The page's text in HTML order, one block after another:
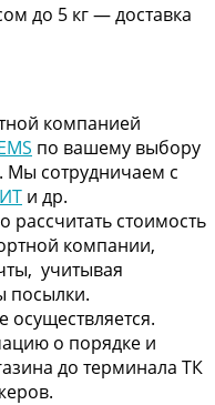
до 5 кг — доставка
компанией
по вашему выбору
сотрудничаем с
и др.
рассчитать стоимость
компании,
учитывая
посылки.
осуществляется.
о порядке и
до терминала ТК